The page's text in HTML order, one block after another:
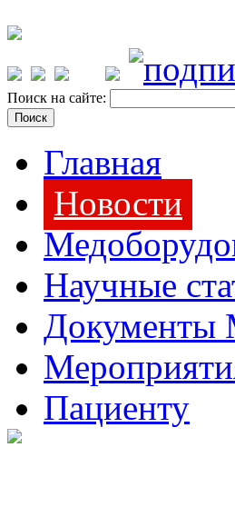
Поиск на сайте:
Главная
Новости
Научные
Документы
Пациенту